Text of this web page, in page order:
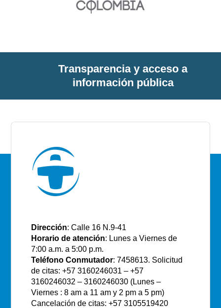
Transparencia y acceso a
información pública
Dirección: Calle 16 N.9-41
Horario de atención: Lunes a Viernes de
7:00 a.m. a 5:00 p.m.
Teléfono Conmutador: 7458613. Solicitud
de citas: +57 3160246031 – +57
3160246032 – 3160246030 (Lunes –
Viernes : 8 am a 11 am y 2 pm a 5 pm)
Cancelación de citas: +57 3105519420